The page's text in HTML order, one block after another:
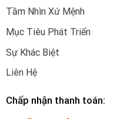
Tầm Nhìn Xứ Mệnh
Mục Tiêu Phát Triển
Sự Khác Biệt
Liên Hệ
Chấp nhận thanh toán: